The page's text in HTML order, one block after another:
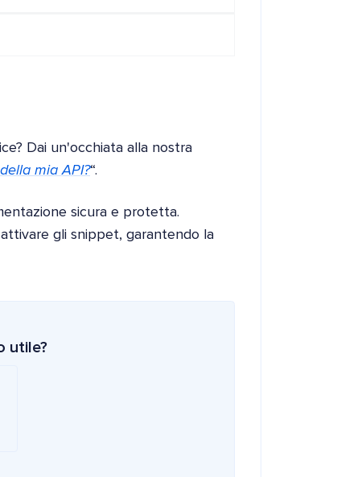
Dai un'occhiata alla nostra
mia API?“.
sicura e protetta.
gli snippet, garantendo la
utile?